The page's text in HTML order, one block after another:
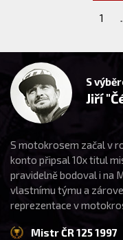
1
S
Jiří
S motokrosem začal v
konto připsal 10x titul
pravidelně bodoval i na
vlastnímu týmu a
reprezentace v
Mistr ČR 125 1997